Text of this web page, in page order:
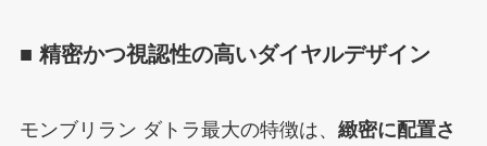
■ 精密かつ視認性の高いダイヤルデザイン
モンブリラン ダトラ最大の特徴は、 緻密に配置さ